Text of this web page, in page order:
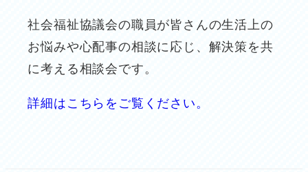
社会福祉協議会の職員が皆さんの生活上の
お悩みや心配事の相談に応じ、解決策を共
に考える相談会です。
詳細はこちらをご覧ください。